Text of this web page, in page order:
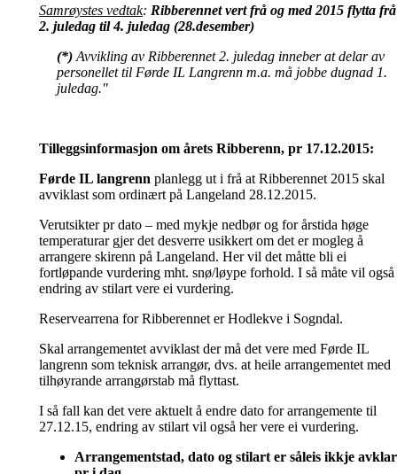
Samrøystes vedtak: Ribberennet vert frå og med 2015 flytta frå
2. juledag til 4. juledag (28.desember)
(*) Avvikling av Ribberennet 2. juledag inneber at delar av
personellet til Førde IL Langrenn m.a. må jobbe dugnad 1.
juledag."
Tilleggsinformasjon om årets Ribberenn, pr 17.12.2015:
Førde IL langrenn planlegg ut i frå at Ribberennet 2015 skal
avviklast som ordinært på Langeland 28.12.2015.
Verutsikter pr dato – med mykje nedbør og for årstida høge
temperaturar gjer det desverre usikkert om det er mogleg å
arrangere skirenn på Langeland. Her vil det måtte bli ei
fortløpande vurdering mht. snø/løype forhold. I så måte vil også
endring av stilart vere ei vurdering.
Reservearrena for Ribberennet er Hodlekve i Sogndal.
Skal arrangementet avviklast der må det vere med Førde IL
langrenn som teknisk arrangør, dvs. at heile arrangementet med
tilhøyrande arrangørstab må flyttast.
I så fall kan det vere aktuelt å endre dato for arrangemente til
27.12.15, endring av stilart vil også her vere ei vurdering.
Arrangementstad, dato og stilart er såleis ikkje